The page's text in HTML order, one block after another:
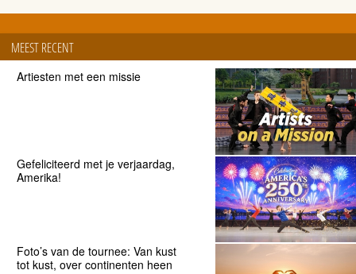
MEEST RECENT
Artiesten met een missie
Gefeliciteerd met je verjaardag,
Amerika!
Foto’s van de tournee: Van kust
tot kust, over continenten heen